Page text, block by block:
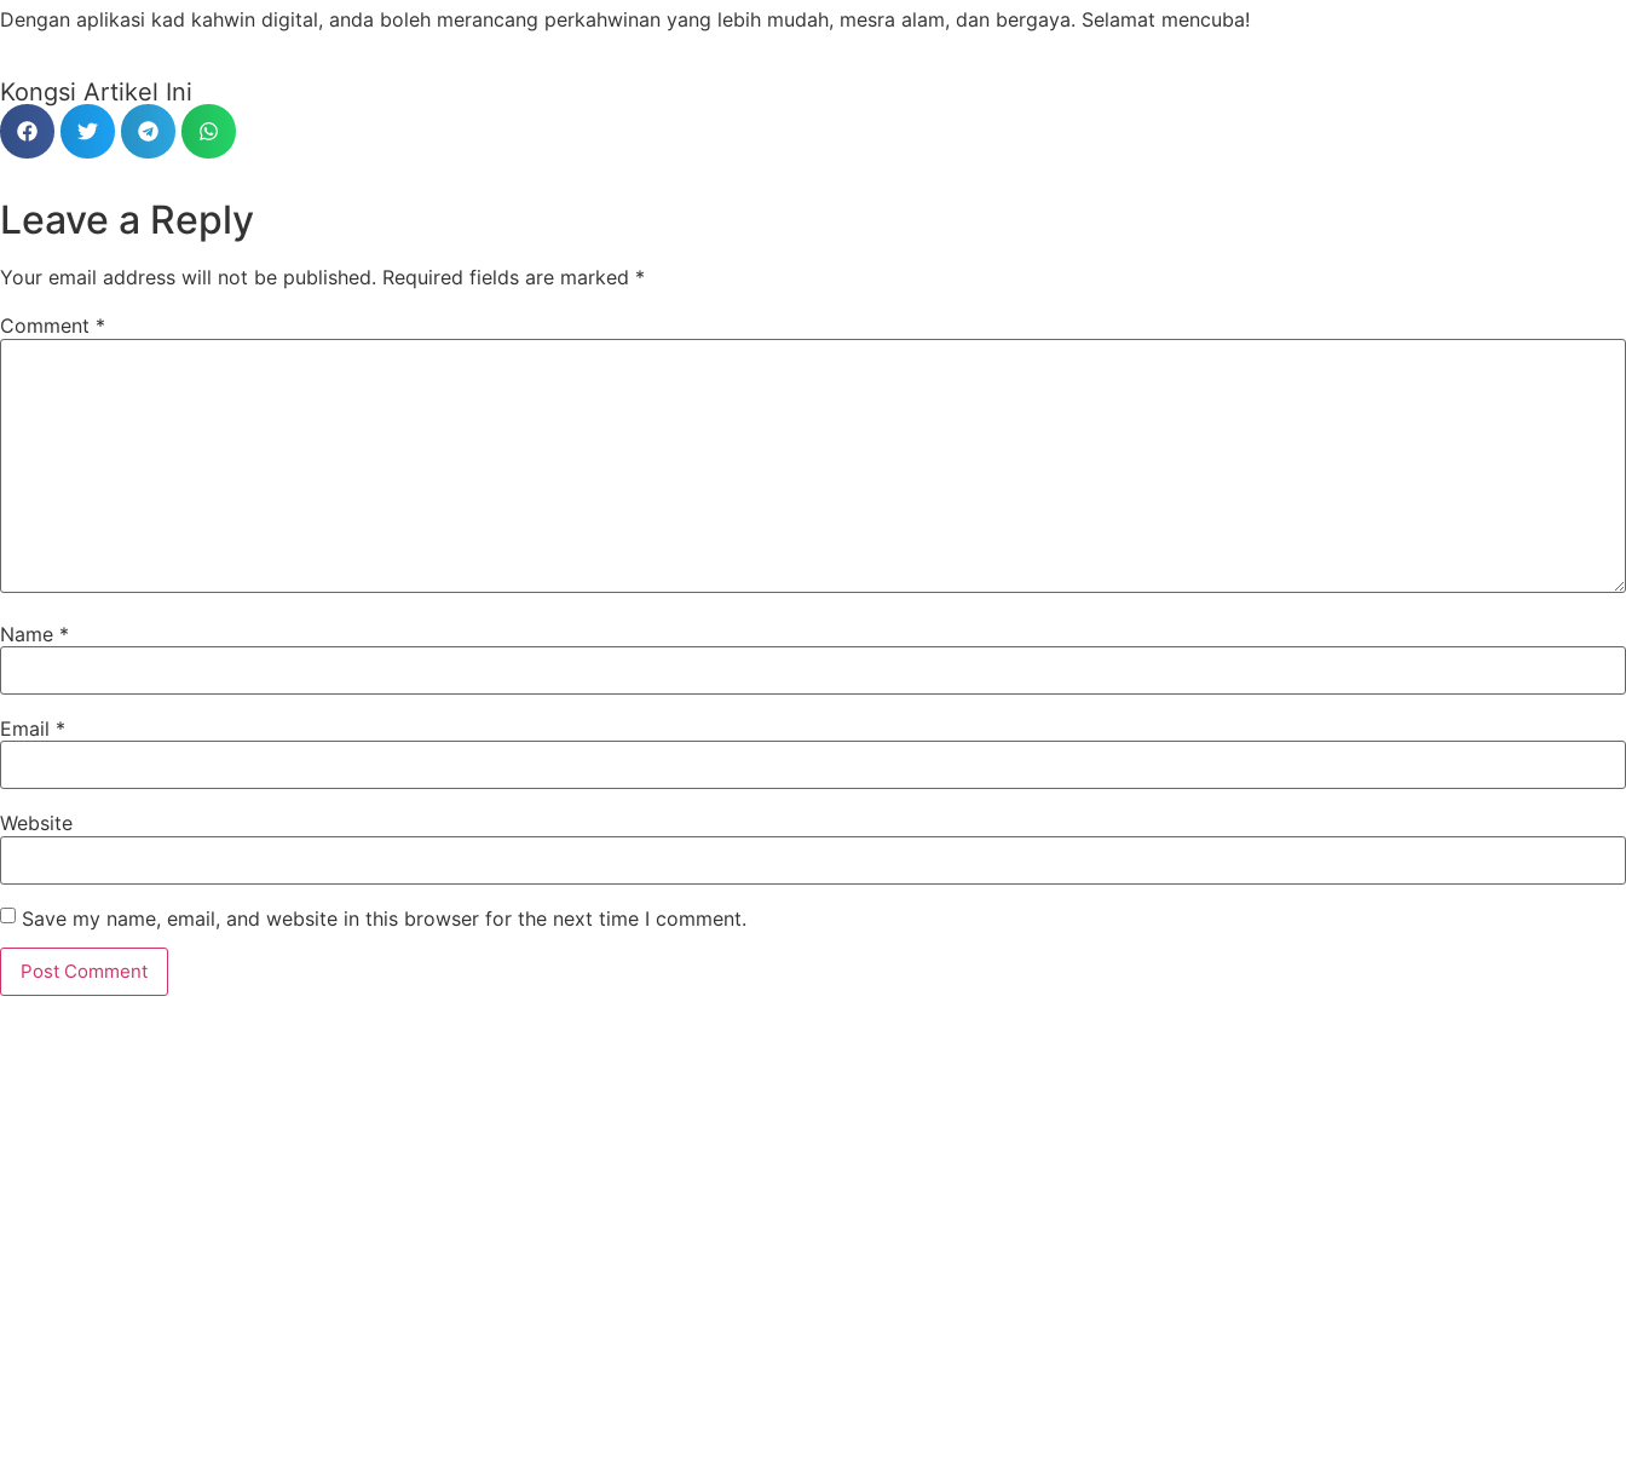
Dengan aplikasi kad kahwin digital, anda boleh merancang perkahwinan yang lebih mudah, mesra alam, dan bergaya. Selamat mencuba!
Kongsi Artikel Ini
Leave a Reply
Your email address will not be published. Required fields are marked *
Comment *
Name *
Email *
Website
Save my name, email, and website in this browser for the next time I comment.